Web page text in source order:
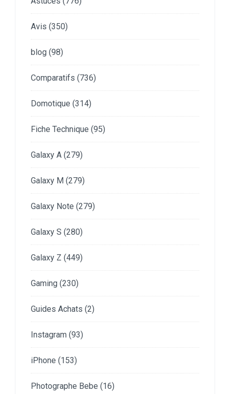
Avis (350)
blog (98)
Comparatifs (736)
Domotique (314)
Fiche Technique (95)
Galaxy A (279)
Galaxy M (279)
Galaxy Note (279)
Galaxy S (280)
Galaxy Z (449)
Gaming (230)
Guides Achats (2)
Instagram (93)
iPhone (153)
Photographe Bebe (16)